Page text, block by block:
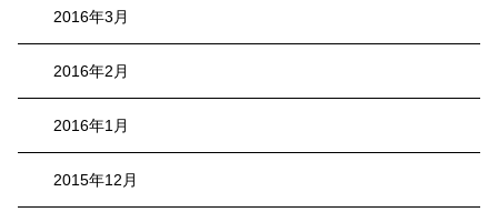
2016年3月
2016年2月
2016年1月
2015年12月